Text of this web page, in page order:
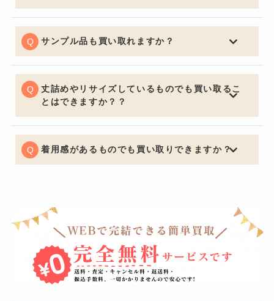
セールになっていたりすると査定額にも響くため売却を
ご検討の際は購入してからなるべく早く売るのをオスス
メ致します。著名人が身に着けているものなどは入手困
難になり需要が高く買い取り価格も高くなります。
サンプル品も買い取れますか？
安くなってしまいますがサンプルか関係なしにデザイン
で中古市場は値段が決まるためサンプル品でも全く問題
ございません。
丈詰めやリサイズしているものでも買い取るこ
とはできますか？？
どの丈詰めやリサイズがある場合はお買取りできないケ
ースもございますので予めご了承くださいませ。
着用感があるものでも買い取りできますか？
に留めることができるように努めています。